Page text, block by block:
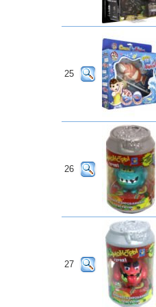
25
26
27